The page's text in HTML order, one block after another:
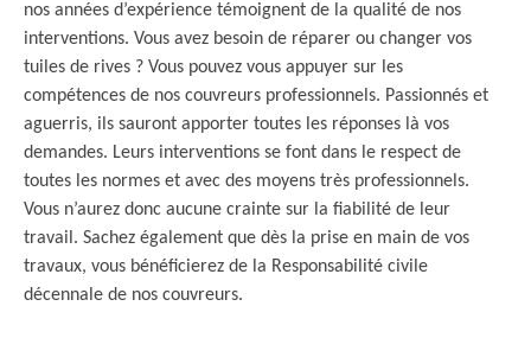
nos années d’expérience témoignent de la qualité de nos
interventions. Vous avez besoin de réparer ou changer vos
tuiles de rives ? Vous pouvez vous appuyer sur les
compétences de nos couvreurs professionnels. Passionnés et
aguerris, ils sauront apporter toutes les réponses là vos
demandes. Leurs interventions se font dans le respect de
toutes les normes et avec des moyens très professionnels.
Vous n’aurez donc aucune crainte sur la fiabilité de leur
travail. Sachez également que dès la prise en main de vos
travaux, vous bénéficierez de la Responsabilité civile
décennale de nos couvreurs.